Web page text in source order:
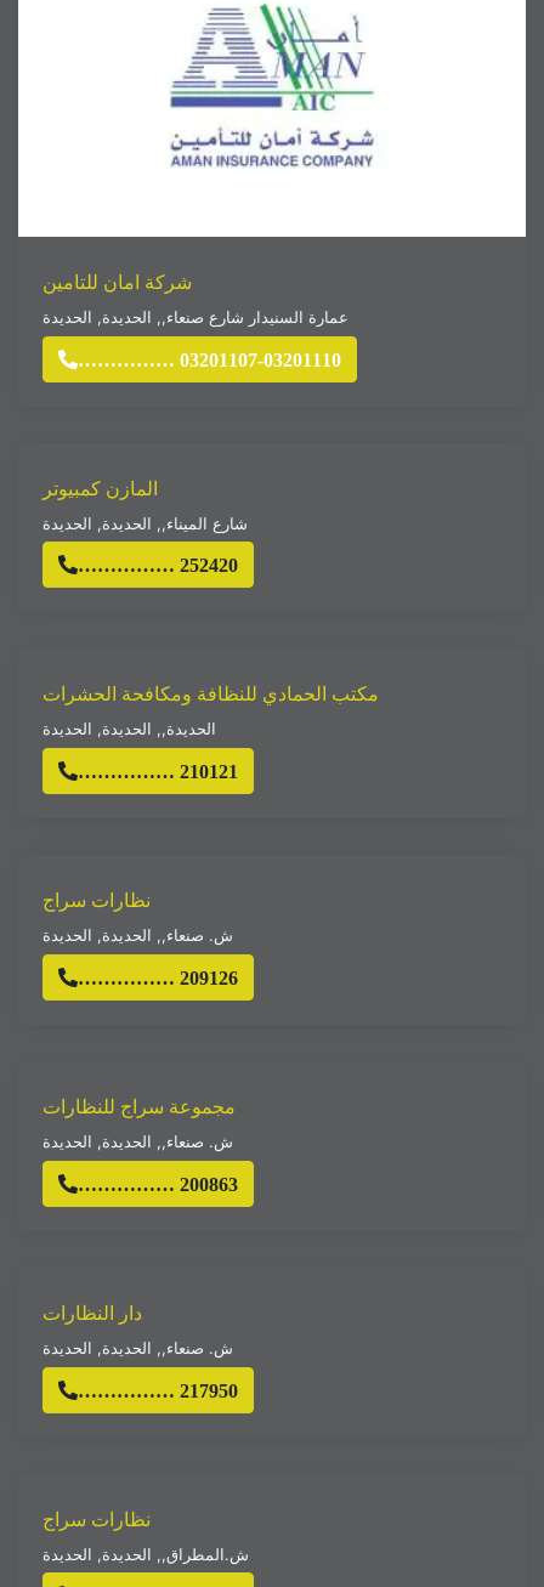
شركة امان للتامين
عمارة السنيدار شارع صنعاء,, الحديدة, الحديدة
…………… 03201107-03201110
المازن كمبيوتر
شارع الميناء,, الحديدة, الحديدة
…………… 252420
مكتب الحمادي للنظافة ومكافحة الحشرات
الحديدة,, الحديدة, الحديدة
…………… 210121
نظارات سراج
ش. صنعاء,, الحديدة, الحديدة
…………… 209126
مجموعة سراج للنظارات
ش. صنعاء,, الحديدة, الحديدة
…………… 200863
دار النظارات
ش. صنعاء,, الحديدة, الحديدة
…………… 217950
نظارات سراج
ش.المطراق,, الحديدة, الحديدة